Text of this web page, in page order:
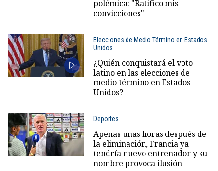
polémica: "Ratifico mis
convicciones"
Elecciones de Medio Término en Estados
Unidos
¿Quién conquistará el voto
latino en las elecciones de
medio término en Estados
Unidos?
Deportes
Apenas unas horas después de
la eliminación, Francia ya
tendría nuevo entrenador y su
nombre provoca ilusión